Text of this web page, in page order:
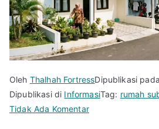
Oleh Thalhah FortressDipublikasi
Dipublikasi di InformasiTag: rumah
Tidak Ada Komentarpada